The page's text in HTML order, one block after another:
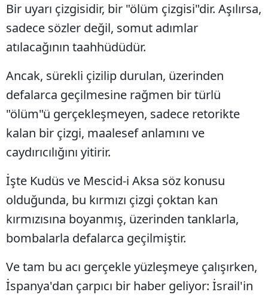
Bir uyarı çizgisidir, bir "ölüm çizgisi"dir. Aşılırsa,
sadece sözler değil, somut adımlar
atılacağının taahhüdüdür.
Ancak, sürekli çizilip durulan, üzerinden
defalarca geçilmesine rağmen bir türlü
"ölüm"ü gerçekleşmeyen, sadece retorikte
kalan bir çizgi, maalesef anlamını ve
caydırıcılığını yitirir.
İşte Kudüs ve Mescid-i Aksa söz konusu
olduğunda, bu kırmızı çizgi çoktan kan
kırmızısına boyanmış, üzerinden tanklarla,
bombalarla defalarca geçilmiştir.
Ve tam bu acı gerçekle yüzleşmeye çalışırken,
İspanya'dan çarpıcı bir haber geliyor: İsrail'in